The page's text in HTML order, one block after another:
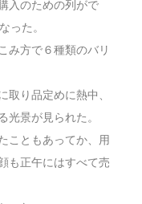
入のための列がで
った。
み方で６種類のバリ
取り品定めに熱中、
光景が見られた。
こともあってか、用
も正午にはすべて売